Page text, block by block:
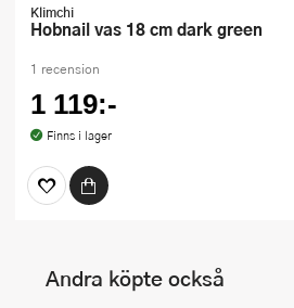
Klimchi
Hobnail vas 18 cm dark green
1 recension
1 119:-
Finns i lager
Andra köpte också